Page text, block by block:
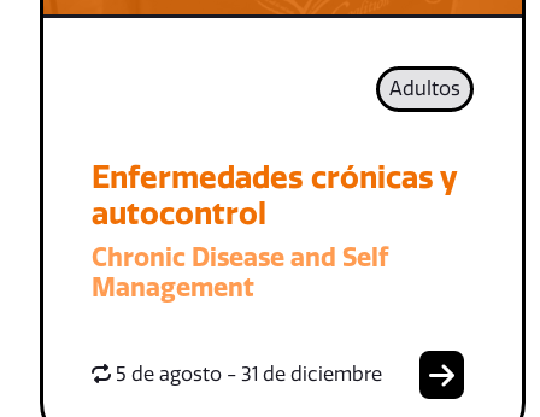
Adultos
Enfermedades crónicas y
autocontrol
Chronic Disease and Self
Management
5 de agosto - 31 de diciembre